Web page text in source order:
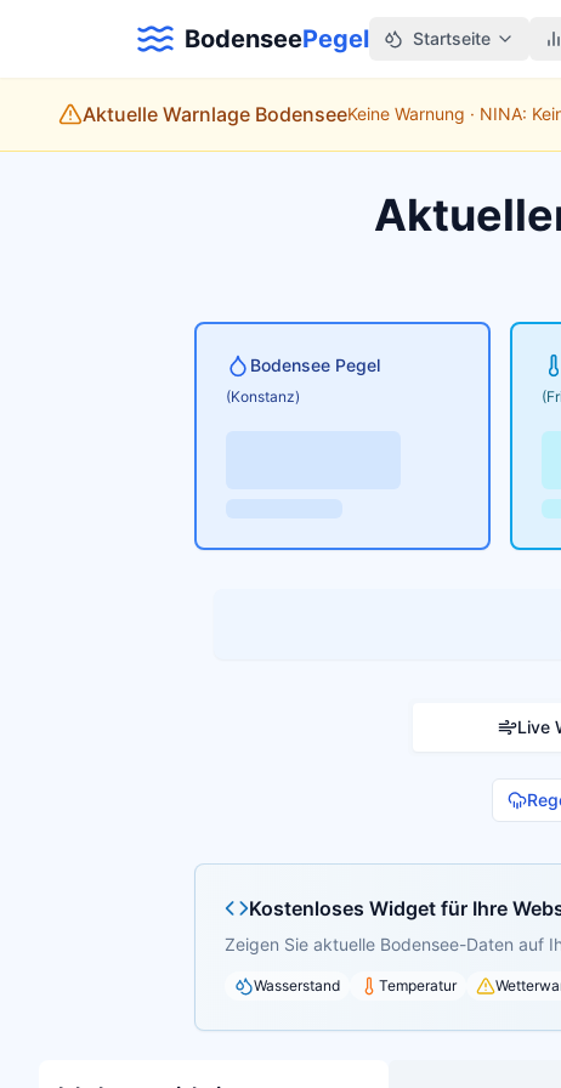
BodenseePegel Startseite
Aktuelle Warnlage BodenseeKeine Warnung · NINA:
Bodensee Pegel
(Konstanz)
Live
Kostenloses Widget für Ihre
Zeigen Sie aktuelle Bodensee-Daten auf
Wasserstand Temperatur